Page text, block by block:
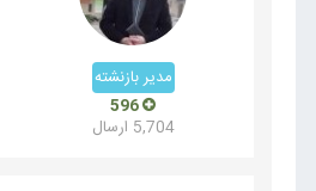
مدیر بازنشته
5,704 ارسال